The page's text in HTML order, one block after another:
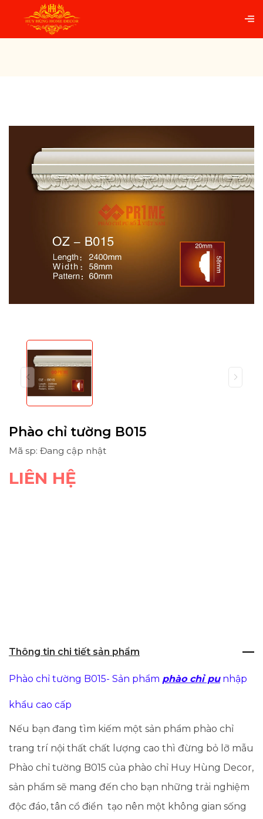
Phào chỉ tường B015
Mã sp: Đang cập nhật
LIÊN HỆ
Thông tin chi tiết sản phẩm
Phào chỉ tường B015- Sản phẩm phào chỉ punhập
khẩu cao cấp
Nếu bạn đang tìm kiếm một sản phẩm phào chỉ
trang trí nội thất chất lượng cao thì đừng bỏ lỡ mẫu
Phào chỉ tường B015 của phào chỉ Huy Hùng Decor,
sản phẩm sẽ mang đến cho bạn những trải nghiệm
độc đáo, tân cổ điển tạo nên một không gian sống